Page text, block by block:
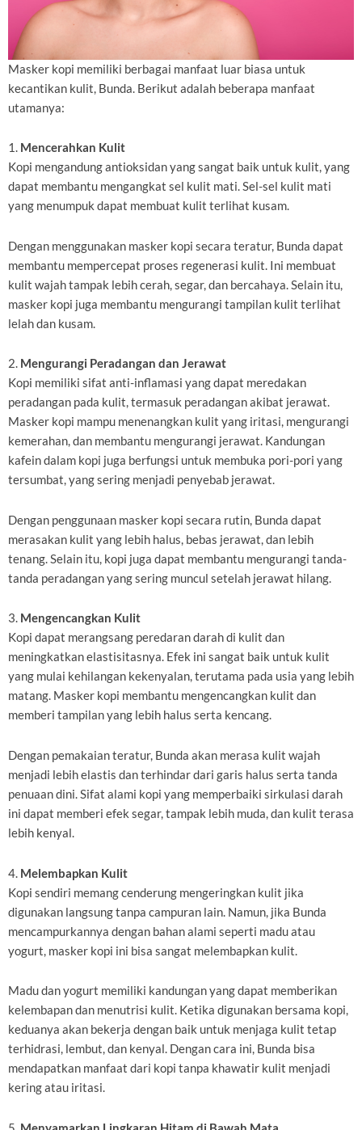
Masker kopi memiliki berbagai manfaat luar biasa untuk
kecantikan kulit, Bunda. Berikut adalah beberapa manfaat
utamanya:
1. Mencerahkan Kulit
Kopi mengandung antioksidan yang sangat baik untuk kulit, yang
dapat membantu mengangkat sel kulit mati. Sel-sel kulit mati
yang menumpuk dapat membuat kulit terlihat kusam.
Dengan menggunakan masker kopi secara teratur, Bunda dapat
membantu mempercepat proses regenerasi kulit. Ini membuat
kulit wajah tampak lebih cerah, segar, dan bercahaya. Selain itu,
masker kopi juga membantu mengurangi tampilan kulit terlihat
lelah dan kusam.
2. Mengurangi Peradangan dan Jerawat
Kopi memiliki sifat anti-inflamasi yang dapat meredakan
peradangan pada kulit, termasuk peradangan akibat jerawat.
Masker kopi mampu menenangkan kulit yang iritasi, mengurangi
kemerahan, dan membantu mengurangi jerawat. Kandungan
kafein dalam kopi juga berfungsi untuk membuka pori-pori yang
tersumbat, yang sering menjadi penyebab jerawat.
Dengan penggunaan masker kopi secara rutin, Bunda dapat
merasakan kulit yang lebih halus, bebas jerawat, dan lebih
tenang. Selain itu, kopi juga dapat membantu mengurangi tanda-
tanda peradangan yang sering muncul setelah jerawat hilang.
3. Mengencangkan Kulit
Kopi dapat merangsang peredaran darah di kulit dan
meningkatkan elastisitasnya. Efek ini sangat baik untuk kulit
yang mulai kehilangan kekenyalan, terutama pada usia yang lebih
matang. Masker kopi membantu mengencangkan kulit dan
memberi tampilan yang lebih halus serta kencang.
Dengan pemakaian teratur, Bunda akan merasa kulit wajah
menjadi lebih elastis dan terhindar dari garis halus serta tanda
penuaan dini. Sifat alami kopi yang memperbaiki sirkulasi darah
ini dapat memberi efek segar, tampak lebih muda, dan kulit terasa
lebih kenyal.
4. Melembapkan Kulit
Kopi sendiri memang cenderung mengeringkan kulit jika
digunakan langsung tanpa campuran lain. Namun, jika Bunda
mencampurkannya dengan bahan alami seperti madu atau
yogurt, masker kopi ini bisa sangat melembapkan kulit.
Madu dan yogurt memiliki kandungan yang dapat memberikan
kelembapan dan menutrisi kulit. Ketika digunakan bersama kopi,
keduanya akan bekerja dengan baik untuk menjaga kulit tetap
terhidrasi, lembut, dan kenyal. Dengan cara ini, Bunda bisa
mendapatkan manfaat dari kopi tanpa khawatir kulit menjadi
kering atau iritasi.